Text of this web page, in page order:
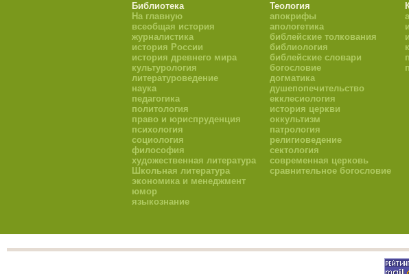
Библиотека
На главную
всеобщая история
журналистика
история России
история древнего мира
культурология
литературоведение
наука
педагогика
политология
право и юриспруденция
психология
социология
философия
художественная литература
Школьная литература
экономика и менеджмент
юмор
языкознание
Теология
апокрифы
апологетика
библейские толкования
библиология
библейские словари
богословие
догматика
душепопечительство
екклесиология
история церкви
оккультизм
патрология
религиоведение
сектология
современная церковь
сравнительное богословие